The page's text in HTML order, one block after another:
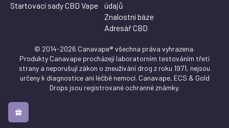
Startovací sady CBD Vape
údajů
Znalostní báze
Adresář CBD
© 2014-2026 Canavape® všechna práva vyhrazena.
Produkty Canavape procházejí laboratorním testováním třetí
strany a neporušují zákon o zneužívání drog z roku 1971, nejsou
určeny k diagnostice ani léčbě nemocí. Canavape, ECS & Gold
Drops jsou registrované ochranné známky.